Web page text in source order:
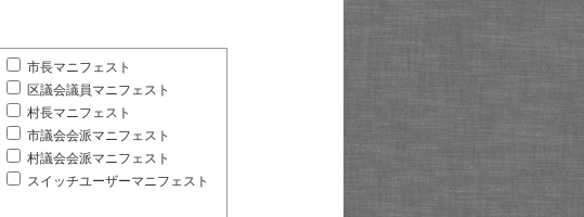
市長マニフェスト
区議会議員マニフェスト
村長マニフェスト
市議会会派マニフェスト
村議会会派マニフェスト
スイッチユーザーマニフェスト